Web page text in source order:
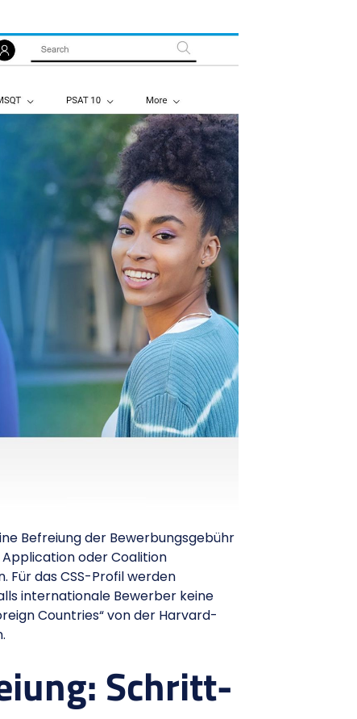
Befreiung der Bewerbungsgebühr
oder Coalition
das CSS-Profil werden
internationale Bewerber keine
Countries“ von der Harvard-
Schritt-